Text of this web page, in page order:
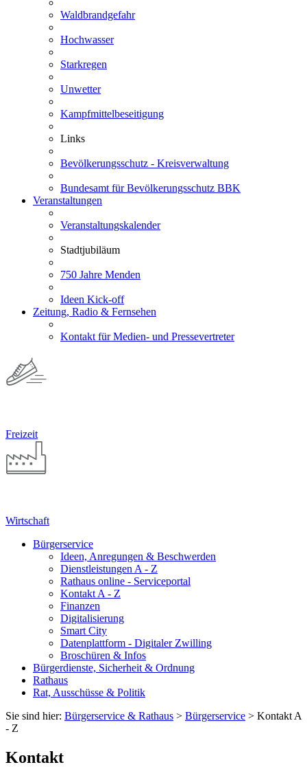
Waldbrandgefahr
Hochwasser
Starkregen
Unwetter
Kampfmittelbeseitigung
Links
Bevölkerungsschutz - Kreisverwaltung
Bundesamt für Bevölkerungsschutz BBK
Veranstaltungen
Veranstaltungskalender
Stadtjubiläum
750 Jahre Menden
Ideen Kick-off
Zeitung, Radio & Fernsehen
Kontakt für Medien- und Pressevertreter
Freizeit
Wirtschaft
Bürgerservice
Ideen, Anregungen & Beschwerden
Dienstleistungen A - Z
Rathaus online - Serviceportal
Kontakt A - Z
Finanzen
Digitalisierung
Smart City
Datenplattform - Digitaler Zwilling
Broschüren & Infos
Bürgerdienste, Sicherheit & Ordnung
Rathaus
Rat, Ausschüsse & Politik
Sie sind hier: Bürgerservice & Rathaus > Bürgerservice > Kontakt A
- Z
Kontakt